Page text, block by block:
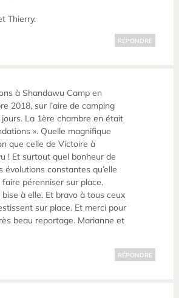
Thierry.
RÉPONDRE
à Shandawu Camp en
2018, sur l’aire de camping
La 1ère chambre en était
». Quelle magnifique
que celle de Victoire à
! Et surtout quel bonheur de
évolutions constantes qu’elle
faire pérenniser sur place.
à elle. Et bravo à tous ceux
sur place. Et merci pour
beau reportage. Marianne et
RÉPONDRE